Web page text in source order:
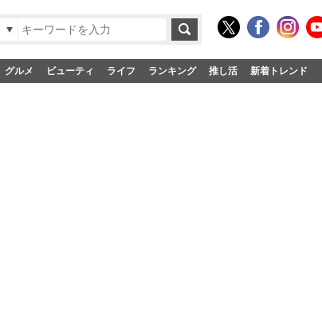
グルメ ビューティ ライフ ランキング 推し活 新着トレンド